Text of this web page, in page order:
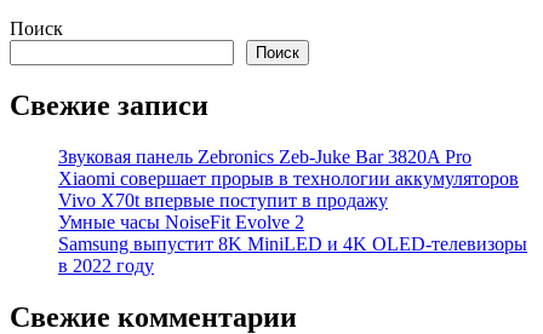
Поиск
Поиск
Свежие записи
Звуковая панель Zebronics Zeb-Juke Bar 3820A Pro
Xiaomi совершает прорыв в технологии аккумуляторов
Vivo X70t впервые поступит в продажу
Умные часы NoiseFit Evolve 2
Samsung выпустит 8K MiniLED и 4K OLED-телевизоры
в 2022 году
Свежие комментарии